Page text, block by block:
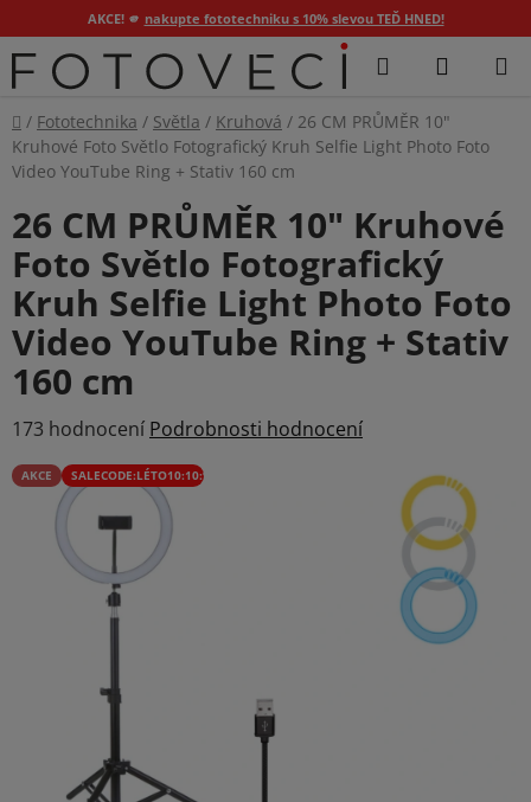
AKCE! 🫵 nakupte fototechniku s 10% slevou TEĎ HNED!
Přejít
na
Hledat
Domů
/ Fototechnika / Světla / Kruhová / 26 CM PRŮMĚR 10"
Kruhové Foto Světlo Fotografický Kruh Selfie Light Photo Foto
Video YouTube Ring + Stativ 160 cm
26 CM PRŮMĚR 10" Kruhové
Foto Světlo Fotografický
Kruh Selfie Light Photo Foto
Video YouTube Ring + Stativ
160 cm
Průměrné
hodnocení
produktu
173 hodnocení Podrobnosti hodnocení
AKCE SALECODE:LÉTO10:10:%